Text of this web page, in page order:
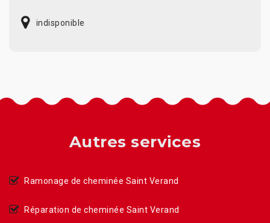
indisponible
Autres services
Ramonage de cheminée Saint Verand
Réparation de cheminée Saint Verand